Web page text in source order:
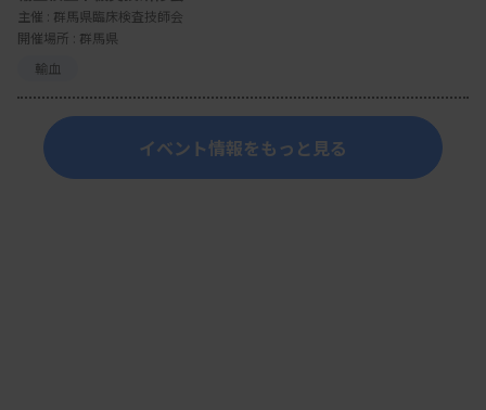
主催 : 群馬県臨床検査技師会
開催場所 : 群馬県
輸血
イベント情報をもっと見る